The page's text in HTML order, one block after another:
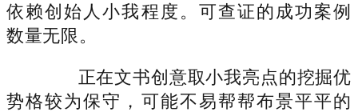
依赖创始人小我程度。可查证的成功案例
数量无限。
正在文书创意取小我亮点的挖掘优
势格较为保守，可能不易帮帮布景平平的